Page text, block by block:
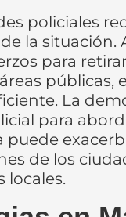
policiales
la situación.
para
públicas,
La
para
de los
locales.